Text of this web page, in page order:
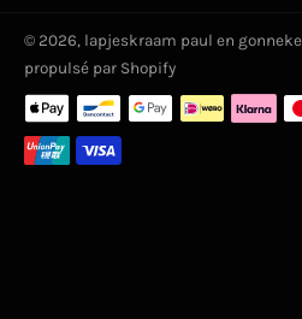
© 2026, lapjeskraam paul en gonneke
propulsé par Shopify
Moyens
de
paiement